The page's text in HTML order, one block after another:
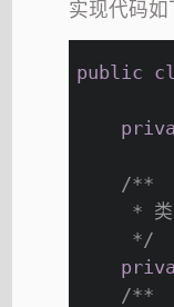
实现代码如
public
/**
     * 类
     */
/**